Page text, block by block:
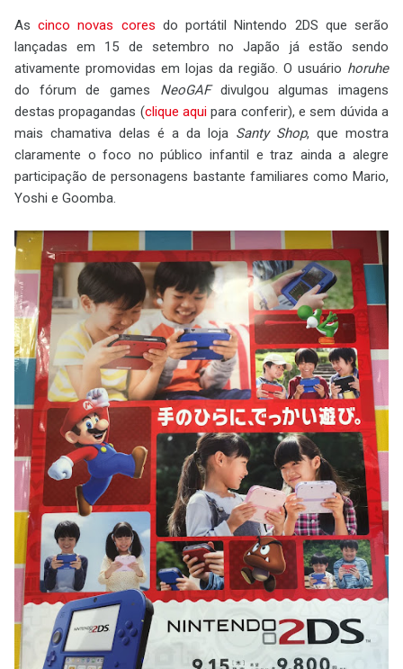
Ascinco novas cores do portátil Nintendo 2DS que serão
lançadas em 15 de setembro no Japão já estão sendo
ativamente promovidas em lojas da região. O usuário horuhe
do fórum de games NeoGAFdivulgou algumas imagens
destas propagandas (clique aqui para conferir), e sem dúvida a
mais chamativa delas é a da loja Santy Shop, que mostra
claramente o foco no público infantil e traz ainda a alegre
participação de personagens bastante familiares como Mario,
Yoshi e Goomba.